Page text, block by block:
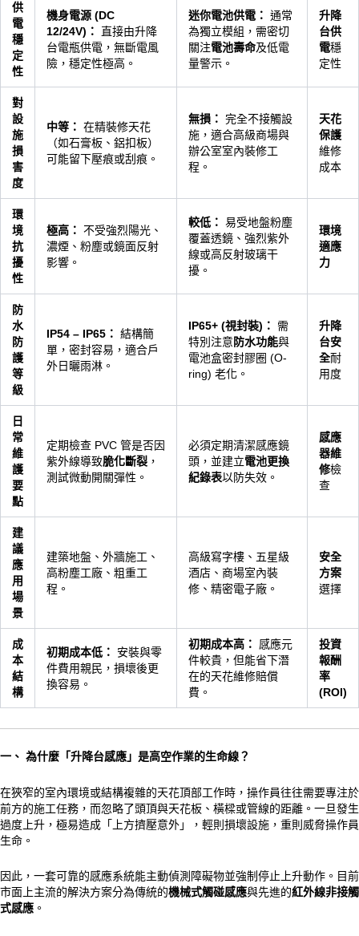
供
電
穩
定
性
機身電源 (DC
12/24V)：
直接由升降
台電瓶供電，無斷電風
險，穩定性極高。
迷你電池供電： 通常
為獨立模組，需密切
關注電池壽命及低電
量警示。
升降
台供
電穩
定性
對
設
施
損
害
度
中等： 在精裝修天花
（如石膏板、鋁扣板）
可能留下壓痕或刮痕。
無損： 完全不接觸設
施，適合高級商場與
辦公室室內裝修工
程。
天花
保護
維修
成本
環
境
抗
擾
性
極高： 不受強烈陽光、
濃煙、粉塵或鏡面反射
影響。
較低： 易受地盤粉塵
覆蓋透鏡、強烈紫外
線或高反射玻璃干
擾。
環境
適應
力
防
水
防
護
等
級
IP54 – IP65： 結構簡
單，密封容易，適合戶
外日曬雨淋。
IP65+ (視封裝)：
需
特別注意防水功能與
電池盒密封膠圈 (O-
ring) 老化。
升降
台安
全耐
用度
日
常
維
護
要
點
定期檢查 PVC 管是否因
紫外線導致脆化斷裂 ，
測試微動開關彈性。
必須定期清潔感應鏡
頭，並建立電池更換
紀錄表以防失效。
感應
器維
修檢
查
建
議
應
用
場
景
建築地盤、外牆施工、
高粉塵工廠、粗重工
程。
高級寫字樓、五星級
酒店、商場室內裝
修、精密電子廠。
安全
方案
選擇
成
本
結
構
初期成本低：
安裝與零
件費用親民，損壞後更
換容易。
初期成本高：
感應元
件較貴，但能省下潛
在的天花維修賠償
費。
投資
報酬
率
(ROI)
一、 為什麼「升降台感應」是高空作業的生命線？
在狹窄的室內環境或結構複雜的天花頂部工作時，操作員往往需要專注於
前方的施工任務，而忽略了頭頂與天花板、橫樑或管線的距離。一旦發生
過度上升，極易造成「上方擠壓意外」，輕則損壞設施，重則威脅操作員
生命。
因此，一套可靠的感應系統能主動偵測障礙物並強制停止上升動作。目前
市面上主流的解決方案分為傳統的機械式觸碰感應與先進的紅外線非接觸
式感應 。